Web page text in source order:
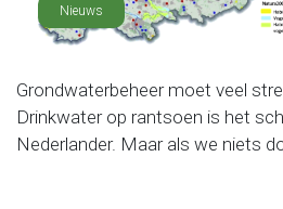
Nieuws
Grondwaterbeheer moet veel
Drinkwater op rantsoen is het
Nederlander. Maar als we niets